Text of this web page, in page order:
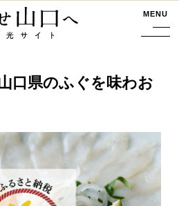
県観光サイト MENU
口県のふぐを味わお